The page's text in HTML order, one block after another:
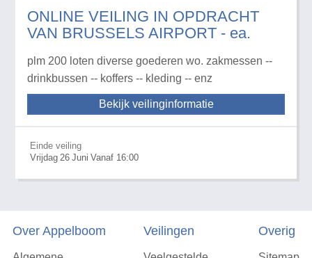
ONLINE VEILING IN OPDRACHT
VAN BRUSSELS AIRPORT - ea.
plm 200 loten diverse goederen wo. zakmessen --
drinkbussen -- koffers -- kleding -- enz
Bekijk veilinginformatie
Einde veiling
Vrijdag 26 Juni Vanaf 16:00
Over Appelboom Veilingen Overig